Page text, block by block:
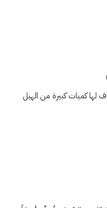
لها كميات كبيرة من الهيل